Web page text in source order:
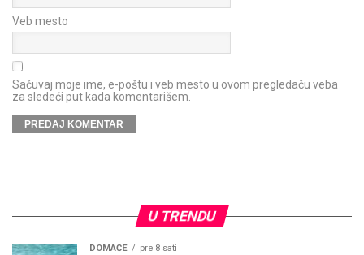
Veb mesto
Sačuvaj moje ime, e-poštu i veb mesto u ovom pregledaču veba
za sledeći put kada komentarišem.
U TRENDU
DOMAĆE pre 8 sati